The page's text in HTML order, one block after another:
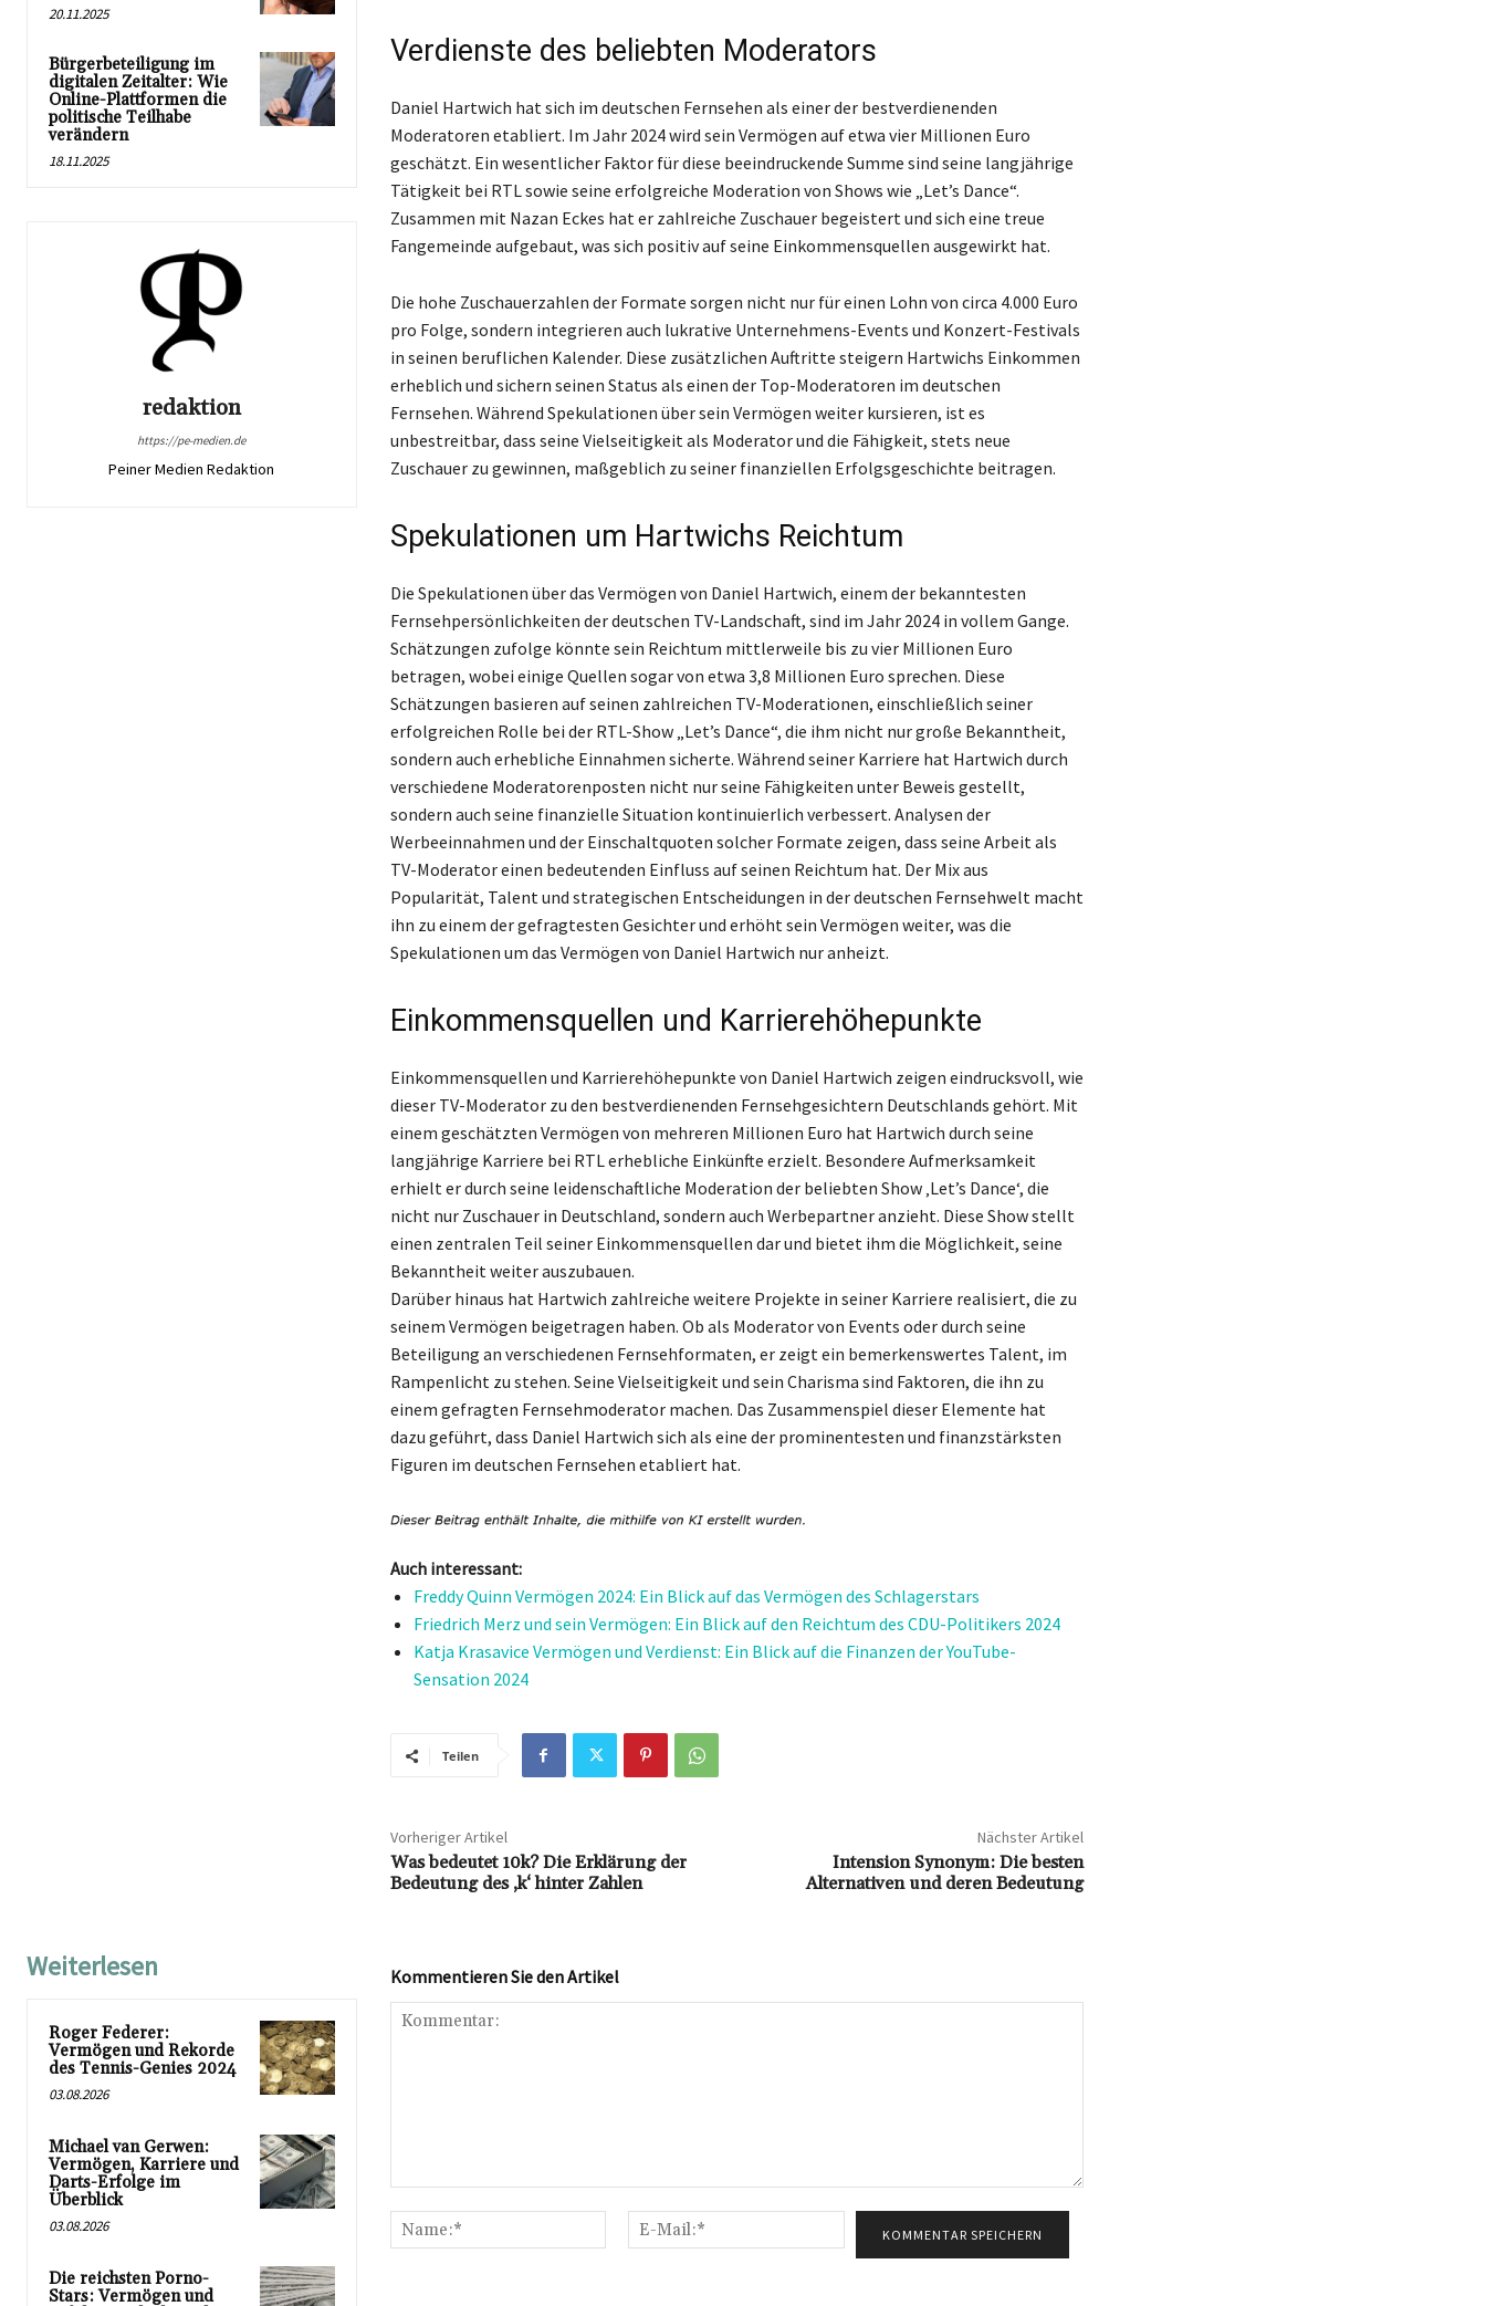
20.11.2025
Bürgerbeteiligung im
digitalen Zeitalter: Wie
Online-Plattformen die
politische Teilhabe
verändern
18.11.2025
redaktion
https://pe-medien.de
Peiner Medien Redaktion
Verdienste des beliebten Moderators
Daniel Hartwich hat sich im deutschen Fernsehen als einer der bestverdienenden
Moderatoren etabliert. Im Jahr 2024 wird sein Vermögen auf etwa vier Millionen Euro
geschätzt. Ein wesentlicher Faktor für diese beeindruckende Summe sind seine langjährige
Tätigkeit bei RTL sowie seine erfolgreiche Moderation von Shows wie „Let’s Dance“.
Zusammen mit Nazan Eckes hat er zahlreiche Zuschauer begeistert und sich eine treue
Fangemeinde aufgebaut, was sich positiv auf seine Einkommensquellen ausgewirkt hat.
Die hohe Zuschauerzahlen der Formate sorgen nicht nur für einen Lohn von circa 4.000 Euro
pro Folge, sondern integrieren auch lukrative Unternehmens-Events und Konzert-Festivals
in seinen beruflichen Kalender. Diese zusätzlichen Auftritte steigern Hartwichs Einkommen
erheblich und sichern seinen Status als einen der Top-Moderatoren im deutschen
Fernsehen. Während Spekulationen über sein Vermögen weiter kursieren, ist es
unbestreitbar, dass seine Vielseitigkeit als Moderator und die Fähigkeit, stets neue
Zuschauer zu gewinnen, maßgeblich zu seiner finanziellen Erfolgsgeschichte beitragen.
Spekulationen um Hartwichs Reichtum
Die Spekulationen über das Vermögen von Daniel Hartwich, einem der bekanntesten
Fernsehpersönlichkeiten der deutschen TV-Landschaft, sind im Jahr 2024 in vollem Gange.
Schätzungen zufolge könnte sein Reichtum mittlerweile bis zu vier Millionen Euro
betragen, wobei einige Quellen sogar von etwa 3,8 Millionen Euro sprechen. Diese
Schätzungen basieren auf seinen zahlreichen TV-Moderationen, einschließlich seiner
erfolgreichen Rolle bei der RTL-Show „Let’s Dance“, die ihm nicht nur große Bekanntheit,
sondern auch erhebliche Einnahmen sicherte. Während seiner Karriere hat Hartwich durch
verschiedene Moderatorenposten nicht nur seine Fähigkeiten unter Beweis gestellt,
sondern auch seine finanzielle Situation kontinuierlich verbessert. Analysen der
Werbeeinnahmen und der Einschaltquoten solcher Formate zeigen, dass seine Arbeit als
TV-Moderator einen bedeutenden Einfluss auf seinen Reichtum hat. Der Mix aus
Popularität, Talent und strategischen Entscheidungen in der deutschen Fernsehwelt macht
ihn zu einem der gefragtesten Gesichter und erhöht sein Vermögen weiter, was die
Spekulationen um das Vermögen von Daniel Hartwich nur anheizt.
Einkommensquellen und Karrierehöhepunkte
Einkommensquellen und Karrierehöhepunkte von Daniel Hartwich zeigen eindrucksvoll, wie
dieser TV-Moderator zu den bestverdienenden Fernsehgesichtern Deutschlands gehört. Mit
einem geschätzten Vermögen von mehreren Millionen Euro hat Hartwich durch seine
langjährige Karriere bei RTL erhebliche Einkünfte erzielt. Besondere Aufmerksamkeit
erhielt er durch seine leidenschaftliche Moderation der beliebten Show ‚Let’s Dance‘, die
nicht nur Zuschauer in Deutschland, sondern auch Werbepartner anzieht. Diese Show stellt
einen zentralen Teil seiner Einkommensquellen dar und bietet ihm die Möglichkeit, seine
Bekanntheit weiter auszubauen.
Darüber hinaus hat Hartwich zahlreiche weitere Projekte in seiner Karriere realisiert, die zu
seinem Vermögen beigetragen haben. Ob als Moderator von Events oder durch seine
Beteiligung an verschiedenen Fernsehformaten, er zeigt ein bemerkenswertes Talent, im
Rampenlicht zu stehen. Seine Vielseitigkeit und sein Charisma sind Faktoren, die ihn zu
einem gefragten Fernsehmoderator machen. Das Zusammenspiel dieser Elemente hat
dazu geführt, dass Daniel Hartwich sich als eine der prominentesten und finanzstärksten
Figuren im deutschen Fernsehen etabliert hat.
Auch interessant:
Freddy Quinn Vermögen 2024: Ein Blick auf das Vermögen des Schlagerstars
Friedrich Merz und sein Vermögen: Ein Blick auf den Reichtum des CDU-Politikers 2024
Katja Krasavice Vermögen und Verdienst: Ein Blick auf die Finanzen der YouTube-
Sensation 2024
Teilen
Vorheriger Artikel
Was bedeutet 10k? Die Erklärung der
Bedeutung des ‚k‘ hinter Zahlen
Nächster Artikel
Intension Synonym: Die besten
Alternativen und deren Bedeutung
Weiterlesen
Roger Federer:
Vermögen und Rekorde
des Tennis-Genies 2024
03.08.2026
Michael van Gerwen:
Vermögen, Karriere und
Darts-Erfolge im
Überblick
03.08.2026
Die reichsten Porno-
Stars: Vermögen und
Kommentieren Sie den Artikel
Name:*
Mail:*